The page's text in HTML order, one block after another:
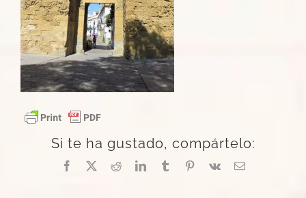
Si te ha gustado, compártelo:
Facebook
X RedditLinkedInTumblrPinterest
Vk
Correo